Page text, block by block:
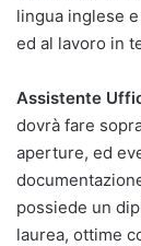
lingua inglese
ed al lavoro in
Assistente
dovrà fare
aperture, ed
possiede un
laurea, ottime